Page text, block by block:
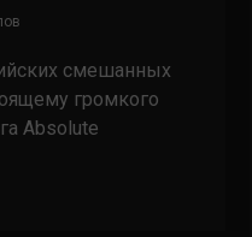
смешанных
громкого
Absolute